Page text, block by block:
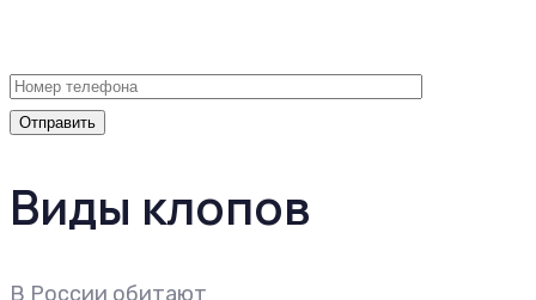
Виды клопов
В России обитают